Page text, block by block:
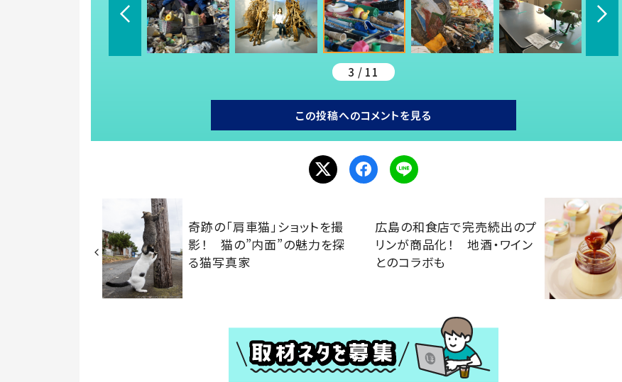
3 / 11
この投稿へのコメントを見る
奇跡の「肩車猫」ショットを撮
影！ 猫の”内面”の魅力を探
る猫写真家
広島の和食店で完売続出のプ
リンが商品化！ 地酒・ワイン
とのコラボも